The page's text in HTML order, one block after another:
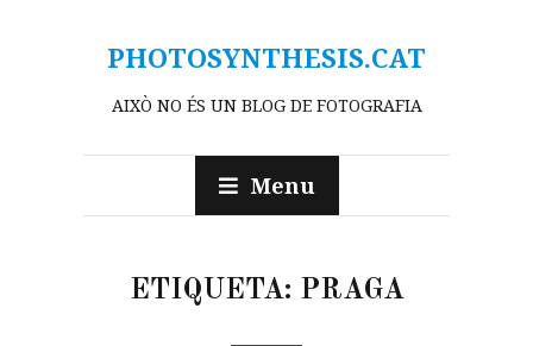
PHOTOSYNTHESIS.CAT
AIXÒ NO ÉS UN BLOG DE FOTOGRAFIA
Menu
ETIQUETA: PRAGA